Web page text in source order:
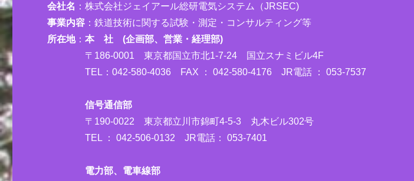
会社名 ：株式会社ジェイアール総研電気システム（JRSEC)
事業内容 ：鉄道技術に関する試験・測定・コンサルティング等
所在地：本 社 (企画部、営業・経理部)
〒186-0001 東京都国立市北1-7-24 国立スナミビル4F
TEL：042-580-4036 FAX ： 042-580-4176 JR電話 ： 053-7537
信号通信部
〒190-0022 東京都立川市錦町4-5-3 丸木ビル302号
TEL ： 042-506-0132 JR電話： 053-7401
電力部、電車線部